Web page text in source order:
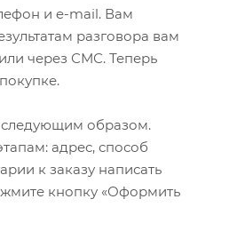
и e-mail. Вам
разговора вам
через СМС. Теперь
следующим образом.
адрес, способ
к заказу написать
кнопку «Оформить